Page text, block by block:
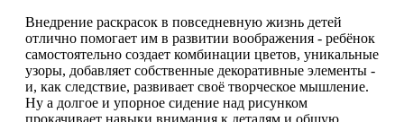
Внедрение раскрасок в повседневную жизнь детей
отлично помогает им в развитии воображения - ребёнок
самостоятельно создает комбинации цветов, уникальные
узоры, добавляет собственные декоративные элементы -
и, как следствие, развивает своё творческое мышление.
Ну а долгое и упорное сидение над рисунком
прокачивает навыки внимания к деталям и общую